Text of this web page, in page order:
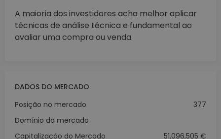
A maioria dos investidores acha melhor aplicar
técnicas de análise técnica e fundamental ao
avaliar uma compra ou venda.
DADOS DO MERCADO
Posição no mercado
377
Domínio do mercado
Capitalização do Mercado
51,096,505 €